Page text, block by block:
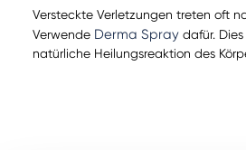
Versteckte Verletzungen treten oft
Verwende Derma Spray dafür.
natürliche Heilungsreaktion des